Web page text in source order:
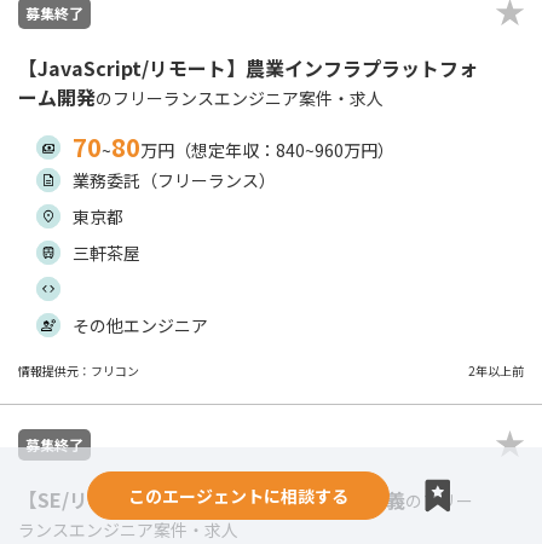
このエージェントに相談する
募集終了
【JavaScript/リモート】農業インフラプラットフォ
ーム開発のフリーランスエンジニア案件・求人
70~80万円（想定年収：840~960万円）
業務委託（フリーランス）
東京都
三軒茶屋
その他エンジニア
情報提供元：フリコン 2年以上前
募集終了
【SE/リモート】Saasプロダクトの要件定義のフリー
ランスエンジニア案件・求人